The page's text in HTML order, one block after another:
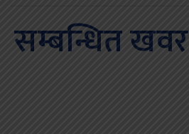
सम्बन्धित खवर